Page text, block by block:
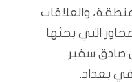
والعلاقات
التي بحثها
صادق سفير
في بغداد.